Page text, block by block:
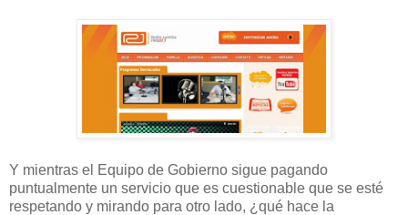
Y mientras el Equipo de Gobierno sigue pagando
puntualmente un servicio que es cuestionable que se esté
respetando y mirando para otro lado, ¿qué hace la